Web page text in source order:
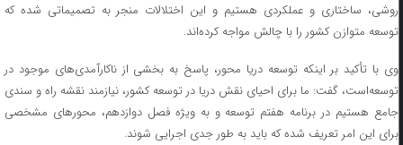
روشی، ساختاری و عملکردی هستیم و این اختلالات منجر به تصمیماتی شده که
توسعه متوازن کشور را با چالش مواجه کرده‌اند.
وی با تأکید بر اینکه توسعه دریا محور، پاسخ به بخشی از ناکارآمدی‌های موجود در
توسعه‌است، گفت: ما برای احیای نقش دریا در توسعه کشور، نیازمند نقشه راه و سندی
جامع هستیم در برنامه هفتم توسعه و به ویژه فصل دوازدهم، محورهای مشخصی
برای این امر تعریف شده که باید به طور جدی اجرایی شوند.